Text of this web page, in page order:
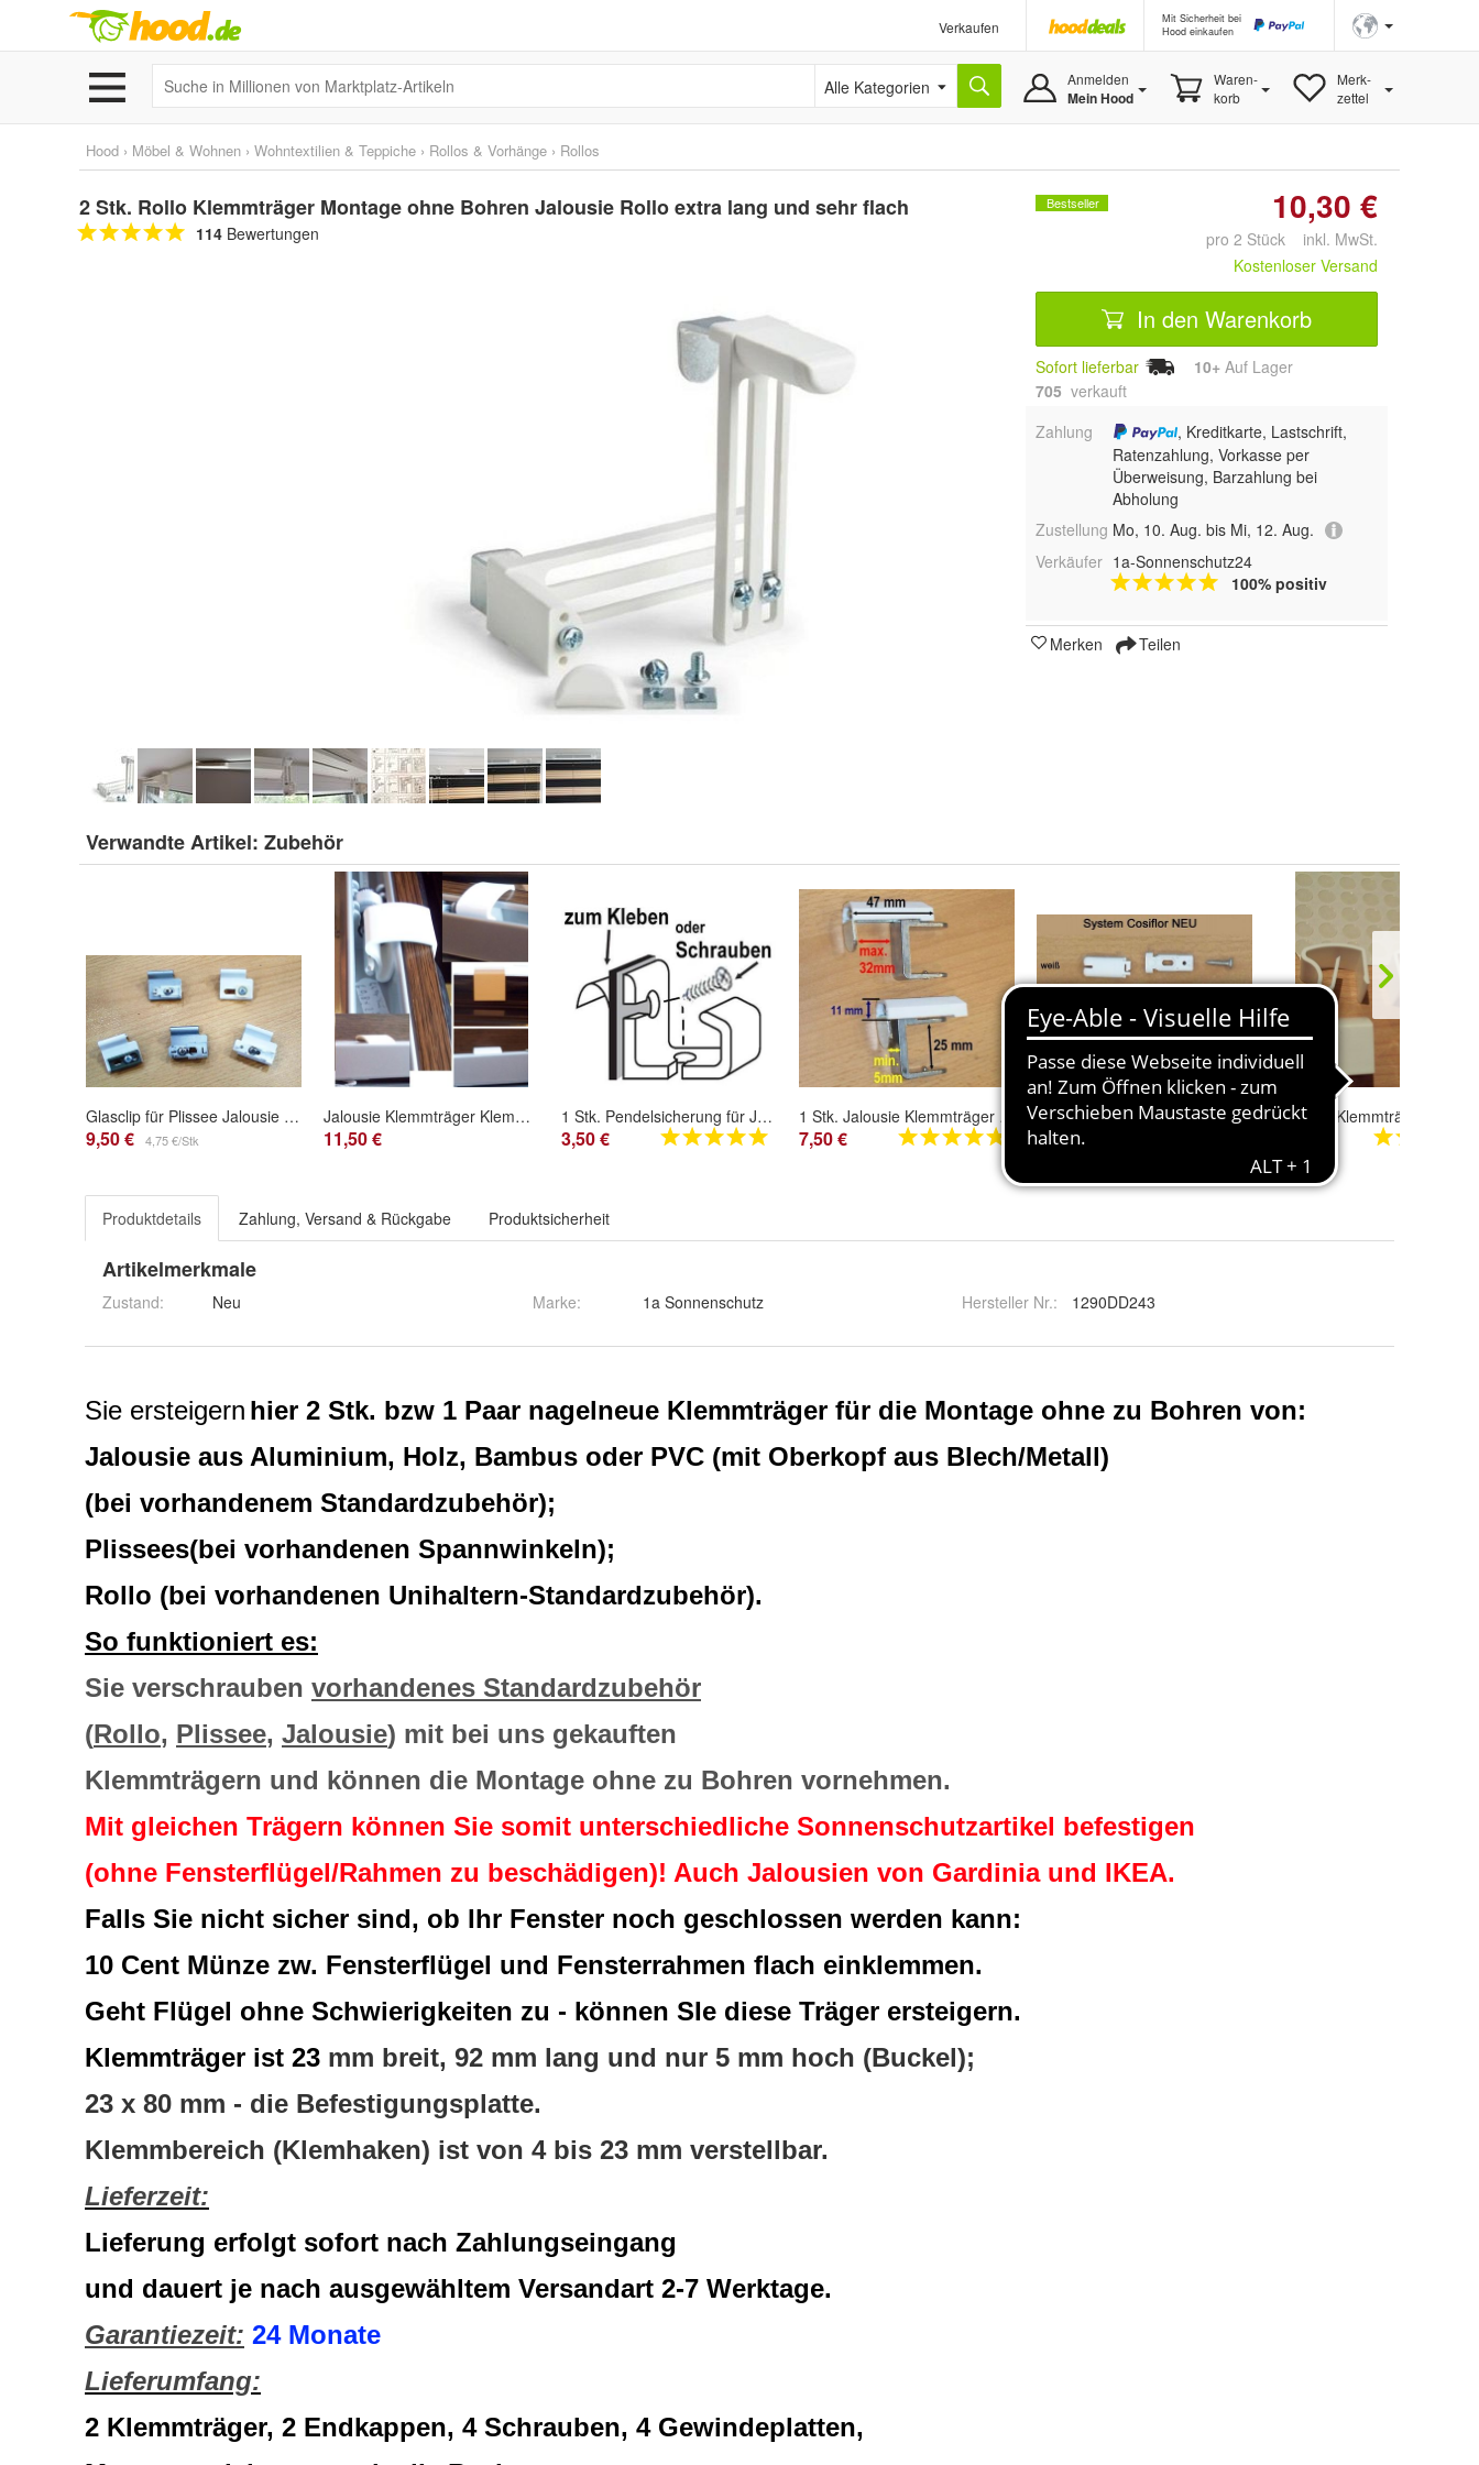
Verkaufen
Mit Sicherheit bei
Hood einkaufen
Alle Kategorien Anmelden
Mein Hood
Waren-
korb
Merk-
zettel
Hood › Möbel & Wohnen › Wohntextilien & Teppiche › Rollos & Vorhänge › Rollos
2 Stk. Rollo Klemmträger Montage ohne Bohren Jalousie Rollo extra lang und sehr flach
114 Bewertungen
Bestseller 10,30 €
pro 2 Stück inkl. MwSt.
Kostenloser Versand
In den Warenkorb
Sofort lieferbar 10+ Auf Lager
705 verkauft
Zahlung
, Kreditkarte, Lastschrift,
Ratenzahlung, Vorkasse per
Überweisung, Barzahlung bei
Abholung
Zustellung Mo, 10. Aug. bis Mi, 12. Aug.
Verkäufer 1a-Sonnenschutz24
100% positiv
Merken Teilen
Verwandte Artikel: Zubehör
Glasclip für Plissee Jalousie Rollo Faltstores Faltrollo Montage ohne zu bohren
9,50 € 4,75 €/Stk
Jalousie Klemmträger Klemmhalter Klickhalter 10 Stk neu Montage ohne zu Bohren
11,50 €
1 Stk. Pendelsicherung für Jalousie Unterleistenhalter in weiß
3,50 €
1 Stk. Jalousie Klemmträger U-Profil zur Montage ohne Bohren
7,50 €
Plissee Rollo Spannschuh-Halter Montagefuß/ Platte Befestigungsplatte 4 Stk neu
10,50 €
Produktdetails Zahlung, Versand & Rückgabe Produktsicherheit
Artikelmerkmale
Zustand: Neu Marke: 1a Sonnenschutz Hersteller Nr.: 1290DD243